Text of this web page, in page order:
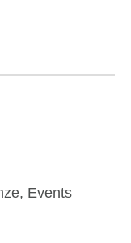
Events